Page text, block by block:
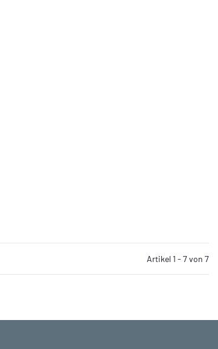
Artikel 1 - 7 von 7